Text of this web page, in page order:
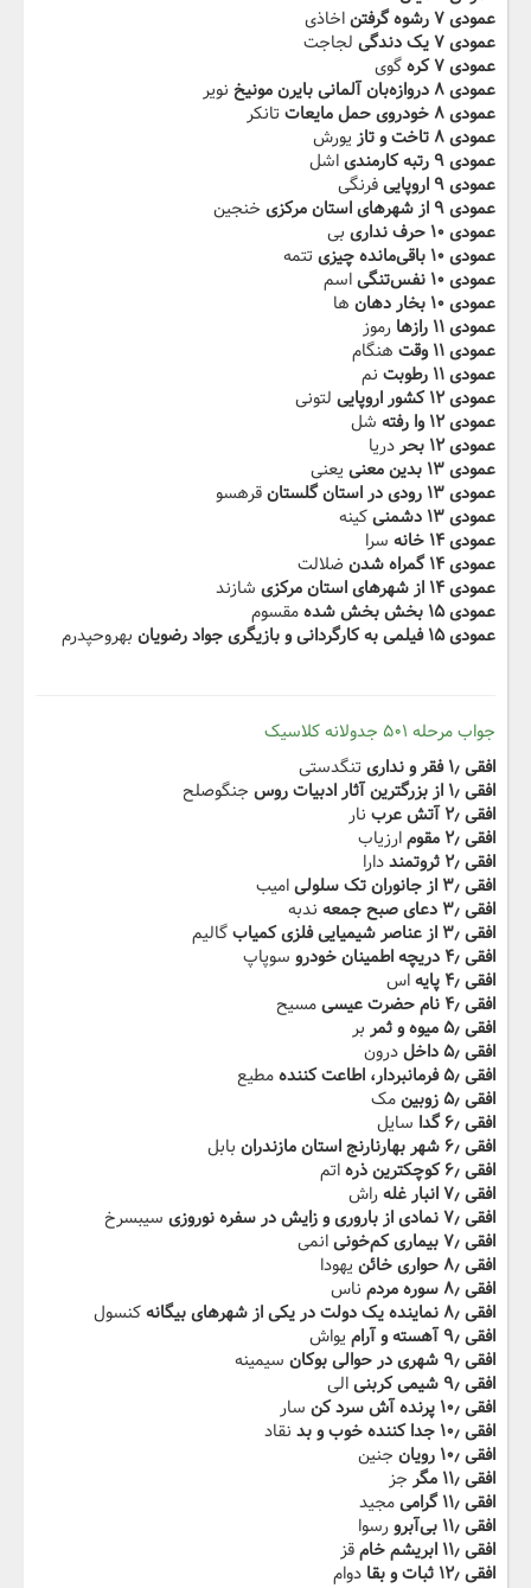
عمودی ۷ رشوه گرفتن
اخاذی
عمودی ۷ یک دندگی
لجاجت
عمودی ۷ کره
گوی
عمودی ۸ دروازه‌بان آلمانی بایرن مونیخ
نویر
عمودی ۸ خودروی حمل مایعات
تانکر
عمودی ۸ تاخت و تاز
یورش
عمودی ۹ رتبه کارمندی
اشل
عمودی ۹ اروپایی
فرنگی
عمودی ۹ از شهرهای استان مرکزی
خنجین
عمودی ۱۰ حرف نداری
بی
عمودی ۱۰ باقی‌مانده چیزی
تتمه
عمودی ۱۰ نفس‌تنگی
اسم
عمودی ۱۰ بخار دهان
ها
عمودی ۱۱ رازها
رموز
عمودی ۱۱ وقت
هنگام
عمودی ۱۱ رطوبت
نم
عمودی ۱۲ کشور اروپایی
لتونی
عمودی ۱۲ وا رفته
شل
عمودی ۱۲ بحر
دریا
عمودی ۱۳ بدین معنی
یعنی
عمودی ۱۳ رودی در استان گلستان
قرهسو
عمودی ۱۳ دشمنی
کینه
عمودی ۱۴ خانه
سرا
عمودی ۱۴ گمراه شدن
ضلالت
عمودی ۱۴ از شهرهای استان مرکزی
شازند
عمودی ۱۵ بخش بخش شده
مقسوم
عمودی ۱۵ فیلمی به کارگردانی و بازیگری جواد رضویان
بهروحپدرم
جواب مرحله ۵۰۱ جدولانه کلاسیک
افقی ۱٫ فقر و نداری
تنگدستی
افقی ۱٫ از بزرگترین آثار ادبیات روس
جنگوصلح
افقی ۲٫ آتش عرب
نار
افقی ۲٫ مقوم
ارزیاب
افقی ۲٫ ثروتمند
دارا
افقی ۳٫ از جانوران تک سلولی
امیب
افقی ۳٫ دعای صبح جمعه
ندبه
افقی ۳٫ از عناصر شیمیایی فلزی کمیاب
گالیم
افقی ۴٫ دریچه اطمینان خودرو
سوپاپ
افقی ۴٫ پایه
اس
افقی ۴٫ نام حضرت عیسی
مسیح
افقی ۵٫ میوه و ثمر
بر
افقی ۵٫ داخل
درون
افقی ۵٫ فرمانبردار، اطاعت کننده
مطیع
افقی ۵٫ زوبین
مک
افقی ۶٫ گدا
سایل
افقی ۶٫ شهر بهارنارنج استان مازندران
بابل
افقی ۶٫ کوچکترین ذره
اتم
افقی ۷٫ انبار غله
راش
افقی ۷٫ نمادی از باروری و زایش در سفره نوروزی
سیبسرخ
افقی ۷٫ بیماری کم‌خونی
انمی
افقی ۸٫ حواری خائن
یهودا
افقی ۸٫ سوره مردم
ناس
افقی ۸٫ نماینده یک دولت در یکی از شهرهای بیگانه
کنسول
افقی ۹٫ آهسته و آرام
یواش
افقی ۹٫ شهری در حوالی بوکان
سیمینه
افقی ۹٫ شیمی کربنی
الی
افقی ۱۰٫ پرنده آش سرد کن
سار
افقی ۱۰٫ جدا کننده خوب و بد
نقاد
افقی ۱۰٫ رویان
جنین
افقی ۱۱٫ مگر
جز
افقی ۱۱٫ گرامی
مجید
افقی ۱۱٫ بی‌آبرو
رسوا
افقی ۱۱٫ ابریشم خام
قز
افقی ۱۲٫ ثبات و بقا
دوام